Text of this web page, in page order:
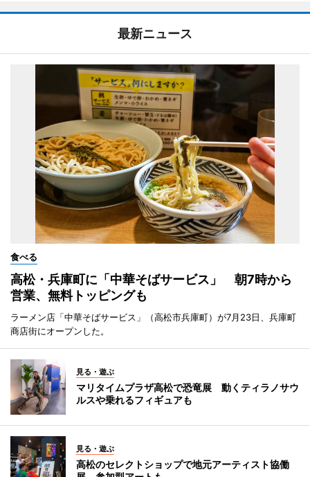
最新ニュース
食べる
高松・兵庫町に「中華そばサービス」 朝7時から
営業、無料トッピングも
ラーメン店「中華そばサービス」（高松市兵庫町）が7月23日、兵庫町
商店街にオープンした。
見る・遊ぶ
マリタイムプラザ高松で恐竜展 動くティラノサウ
ルスや乗れるフィギュアも
見る・遊ぶ
高松のセレクトショップで地元アーティスト協働